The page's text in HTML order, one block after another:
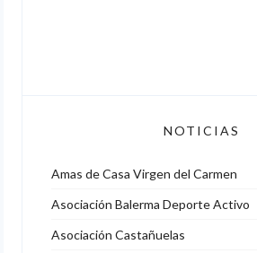
NOTICIAS
Amas de Casa Virgen del Carmen
Asociación Balerma Deporte Activo
Asociación Castañuelas